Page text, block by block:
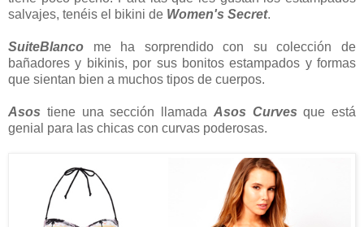
salvajes, tenéis el bikini de Women's Secret.
SuiteBlanco me ha sorprendido con su colección de
bañadores y bikinis, por sus bonitos estampados y formas
que sientan bien a muchos tipos de cuerpos.
Asos tiene una sección llamada Asos Curves que está
genial para las chicas con curvas poderosas.